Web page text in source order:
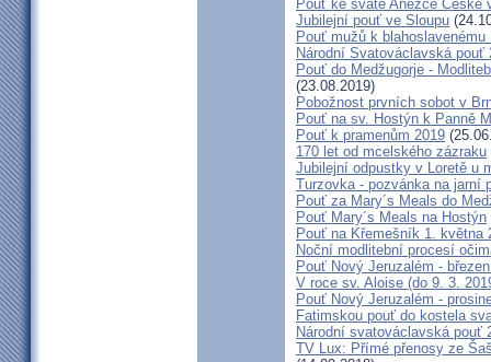
Pouť ke svaté Anežce České
Jubilejní pouť ve Sloupu
Pouť mužů k
Národní Svatováclavská pouť
Pouť do Medžugorje -
(23.08.2019)
Pobožnost prvních sobot v
Pouť na sv. Hostýn k Panně
Pouť k pramenům 2019
170 let od mcelského zázraku
Jubilejní odpustky v Loretě u
Turzovka - pozvánka na jarní
Pouť za Mary´s Meals do
Pouť Mary´s Meals na Hostýn
Pouť na Křemešník 1. května
Noční modlitební procesí
Pouť Nový Jeruzalém -
V roce sv. Aloise (do 9. 3.
Pouť Nový Jeruzalém -
Fatimskou pouť do kostela
Národní svatováclavská pouť
TV Lux: Přímé přenosy ze